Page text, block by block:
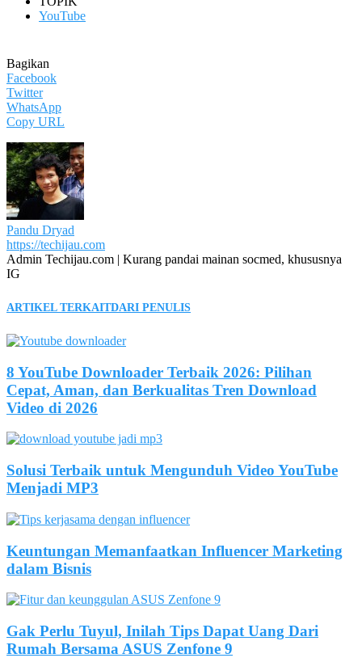
YouTube
Bagikan
Facebook
Twitter
WhatsApp
Copy URL
Pandu Dryad
https://techijau.com
Admin Techijau.com | Kurang pandai mainan socmed, khususnya
IG
ARTIKEL TERKAITDARI PENULIS
8 YouTube Downloader Terbaik 2026: Pilihan
Cepat, Aman, dan Berkualitas Tren Download
Video di 2026
Solusi Terbaik untuk Mengunduh Video YouTube
Menjadi MP3
Keuntungan Memanfaatkan Influencer Marketing
dalam Bisnis
Gak Perlu Tuyul, Inilah Tips Dapat Uang Dari
Rumah Bersama ASUS Zenfone 9